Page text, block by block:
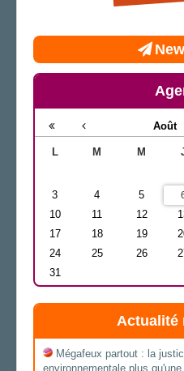
Août
L M M
3
4 5
10
11 12
17
18 19
24
25 26
31
Actualité
Mégafeux partout : la
environnementale plus